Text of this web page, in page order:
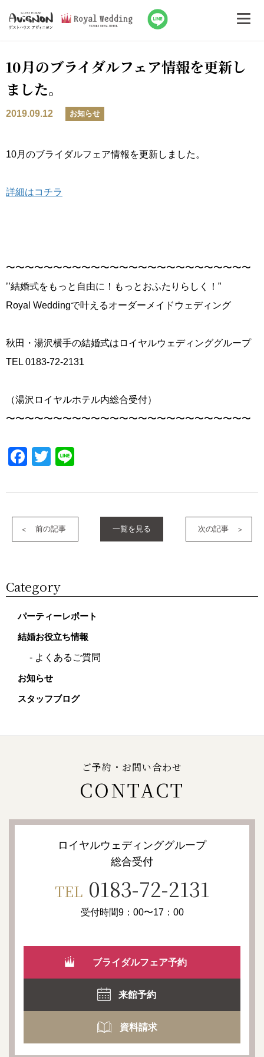
10月のブライダルフェア情報を更新し
ました。
2019.09.12 お知らせ
10月のブライダルフェア情報を更新しました。
詳細はコチラ
〜〜〜〜〜〜〜〜〜〜〜〜〜〜〜〜〜〜〜〜〜〜〜〜〜〜
’’結婚式をもっと自由に！もっとおふたりらしく！”
Royal Weddingで叶えるオーダーメイドウェディング
秋田・湯沢横手の結婚式はロイヤルウェディンググループ
TEL 0183-72-2131
（湯沢ロイヤルホテル内総合受付）
〜〜〜〜〜〜〜〜〜〜〜〜〜〜〜〜〜〜〜〜〜〜〜〜〜〜
Facebook
Twitter
前の記事 一覧を見る 次の記事
Category
パーティーレポート
結婚お役立ち情報
よくあるご質問
お知らせ
スタッフブログ
ご予約・お問い合わせ
CONTACT
ロイヤルウェディンググループ
総合受付
TEL 0183-72-2131
受付時間9：00〜17：00
ブライダルフェア予約
来館予約
資料請求